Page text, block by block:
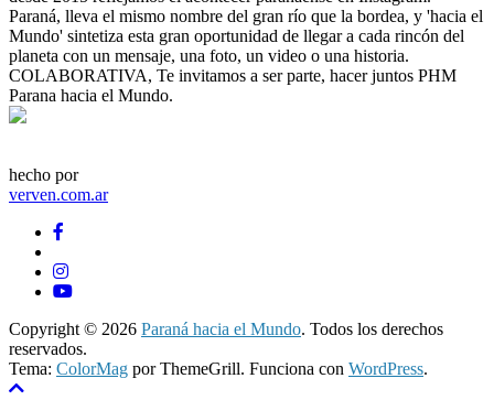
Paraná, lleva el mismo nombre del gran río que la bordea, y 'hacia el
Mundo' sintetiza esta gran oportunidad de llegar a cada rincón del
planeta con un mensaje, una foto, un video o una historia.
COLABORATIVA, Te invitamos a ser parte, hacer juntos PHM
Parana hacia el Mundo.
hecho por
verven.com.ar
Copyright © 2026 Paraná hacia el Mundo. Todos los derechos
reservados.
Tema: ColorMag por ThemeGrill. Funciona con WordPress.